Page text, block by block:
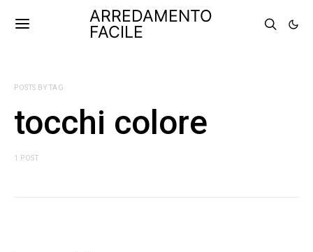
ARREDAMENTO
FACILE
POSTS BY TAG
tocchi colore
1 POST